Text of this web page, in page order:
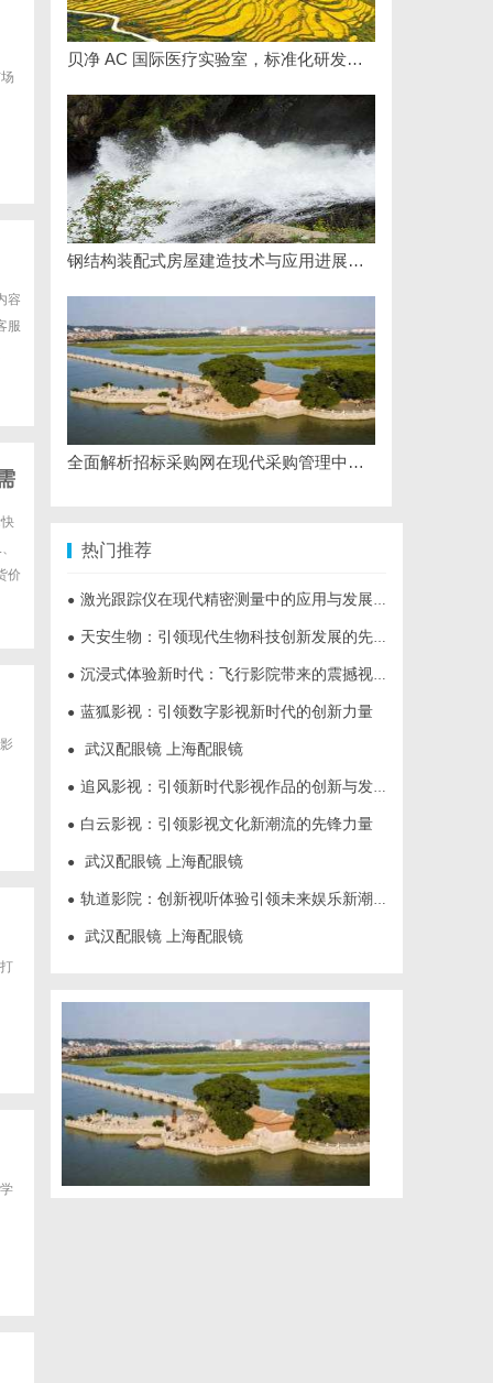
容
服
价
贝净 AC 国际医疗实验室，标准化研发体系全解析
钢结构装配式房屋建造技术与应用进展综述
全面解析招标采购网在现代采购管理中的重要作用与应用
热门推荐
● 激光跟踪仪在现代精密测量中的应用与发展趋势
● 天安生物：引领现代生物科技创新发展的先锋企业
● 沉浸式体验新时代：飞行影院带来的震撼视觉盛宴
● 蓝狐影视：引领数字影视新时代的创新力量
● 武汉配眼镜 上海配眼镜
● 追风影视：引领新时代影视作品的创新与发展之路
● 白云影视：引领影视文化新潮流的先锋力量
● 武汉配眼镜 上海配眼镜
● 轨道影院：创新视听体验引领未来娱乐新潮流
● 武汉配眼镜 上海配眼镜